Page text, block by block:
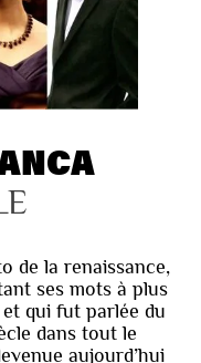
de la renaissance,
ses mots à plus
et qui fut parlée du
dans tout le
aujourd’hui